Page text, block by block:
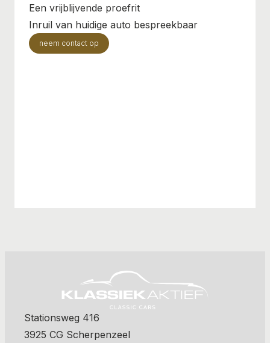
Een vrijblijvende proefrit
Inruil van huidige auto bespreekbaar
neem contact op
Stationsweg 416
3925 CG Scherpenzeel